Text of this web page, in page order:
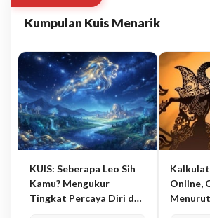
Kumpulan Kuis Menarik
KUIS: Seberapa Leo Sih
Kamu? Mengukur
Tingkat Percaya Diri dan
Online,